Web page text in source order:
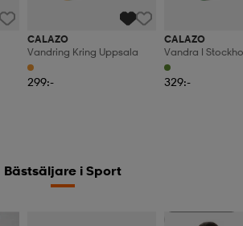
CALAZO
Vandring Kring Uppsala
299:-
CALAZO
Vandra I
329:-
Bästsäljare i Sport
Kampanj -25%